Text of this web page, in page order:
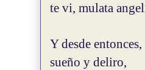
te vi, mulata
Y desde entonces,
sueño y deliro,